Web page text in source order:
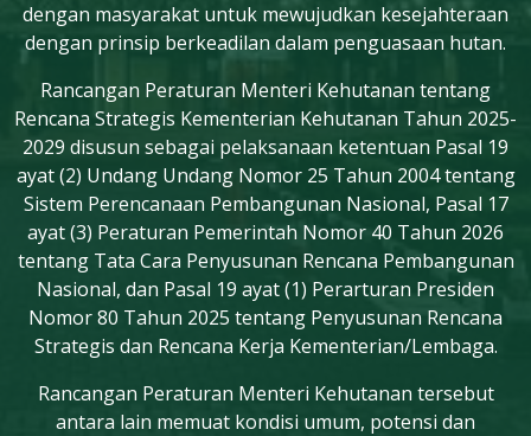
dengan masyarakat untuk mewujudkan kesejahteraan
dengan prinsip berkeadilan dalam penguasaan hutan.
Rancangan Peraturan Menteri Kehutanan tentang
Rencana Strategis Kementerian Kehutanan Tahun 2025-
2029 disusun sebagai pelaksanaan ketentuan Pasal 19
ayat (2) Undang Undang Nomor 25 Tahun 2004 tentang
Sistem Perencanaan Pembangunan Nasional, Pasal 17
ayat (3) Peraturan Pemerintah Nomor 40 Tahun 2026
tentang Tata Cara Penyusunan Rencana Pembangunan
Nasional, dan Pasal 19 ayat (1) Perarturan Presiden
Nomor 80 Tahun 2025 tentang Penyusunan Rencana
Strategis dan Rencana Kerja Kementerian/Lembaga.
Rancangan Peraturan Menteri Kehutanan tersebut
antara lain memuat kondisi umum, potensi dan